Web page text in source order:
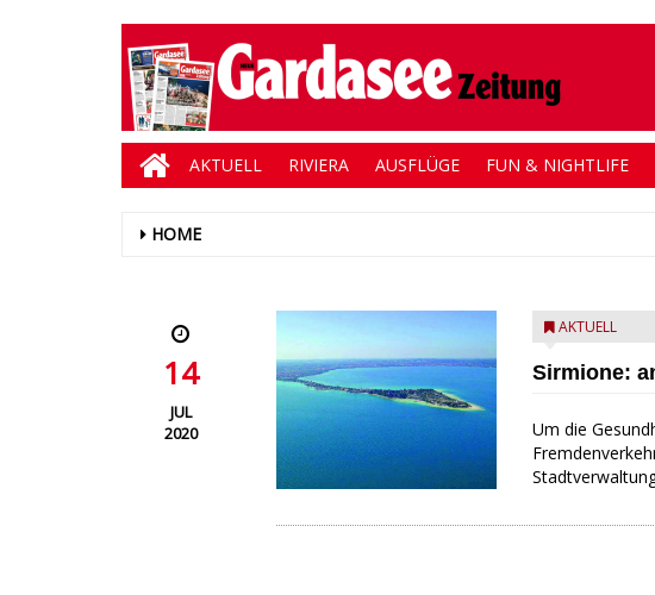
AKTUELL RIVIERA AUSFLÜGE FUN & NIGHTLIFE
HOME
14
JUL
2020
AKTUELL
Sirmione:
Um die